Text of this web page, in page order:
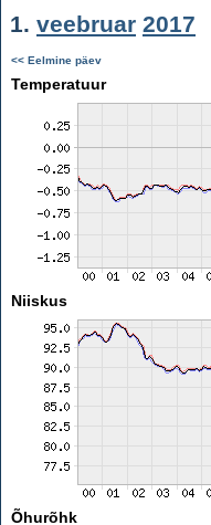
1. veebruar 2017
<< Eelmine päev
Temperatuur
Niiskus
Õhurõhk